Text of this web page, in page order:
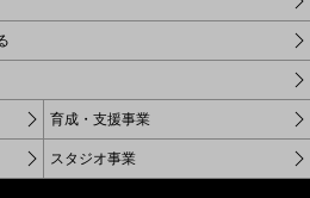
育成・支援事業
スタジオ事業